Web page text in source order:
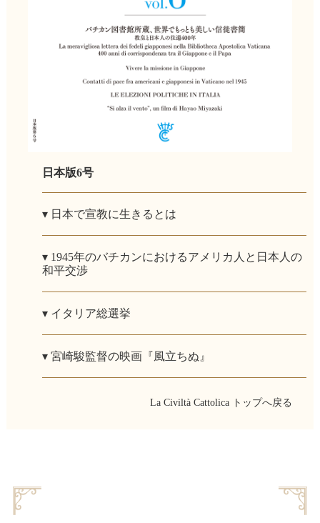
日本版6号
▾ 日本で宣教に生きるとは
▾ 1945年のバチカンにおけるアメリカ人と日本人の
和平交渉
▾ イタリア総選挙
▾ 宮崎駿監督の映画『風立ちぬ』
La Civiltà Cattolica トップへ戻る